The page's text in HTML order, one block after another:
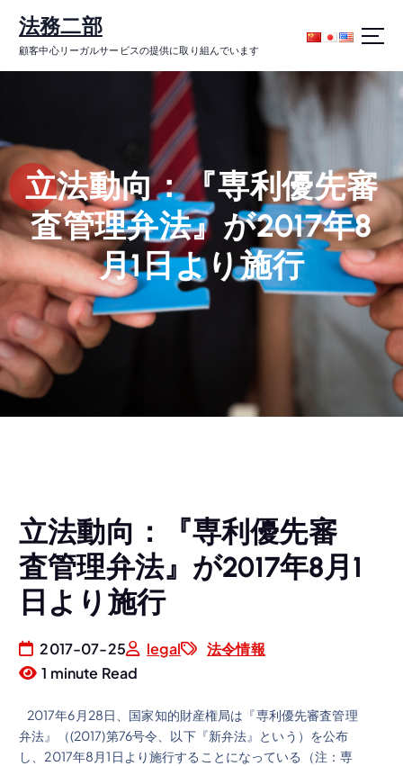
ン
キ
ッ
プ
法務二部
顧客中心リーガルサービスの提供に取り組んでいます
立法動向：『専利優先審
査管理弁法』が2017年8
月1日より施行
立法動向：『専利優先審
査管理弁法』が2017年8月1
日より施行
2017-07-25 legal
法令情報
1 minute Read
2017年6月28日、国家知的財産権局は『専利優先審査管理
弁法』（(2017)第76号令、以下『新弁法』という）を公布
し、2017年8月1日より施行することになっている（注：専